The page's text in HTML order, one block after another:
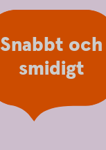
Snabbt och
smidigt